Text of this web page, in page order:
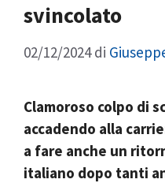
svincolato
02/12/2024 di
Clamoroso colpo di
accadendo alla
a fare anche un
italiano dopo tanti